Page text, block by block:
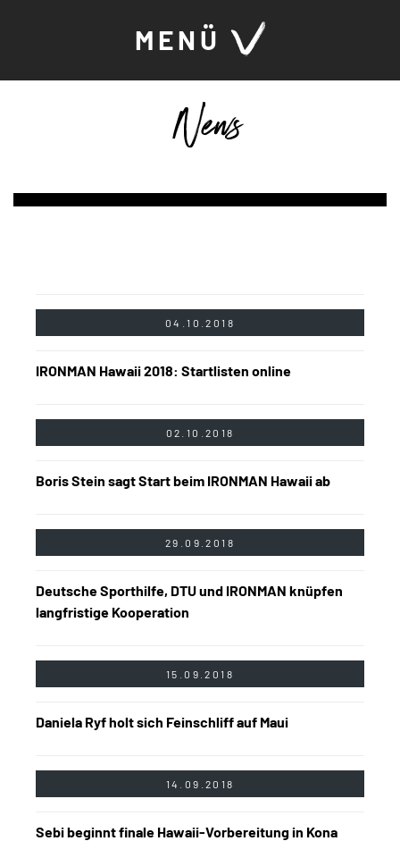
MENÜ
News
04.10.2018
IRONMAN Hawaii 2018: Startlisten online
02.10.2018
Boris Stein sagt Start beim IRONMAN Hawaii ab
29.09.2018
Deutsche Sporthilfe, DTU und IRONMAN knüpfen
langfristige Kooperation
15.09.2018
Daniela Ryf holt sich Feinschliff auf Maui
14.09.2018
Sebi beginnt finale Hawaii-Vorbereitung in Kona